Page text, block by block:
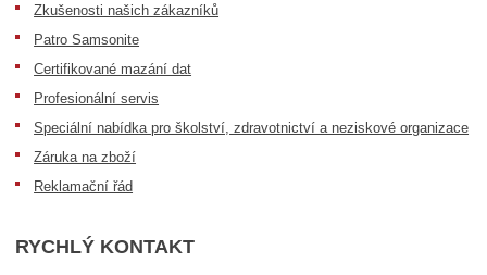
Zkušenosti našich zákazníků
Patro Samsonite
Certifikované mazání dat
Profesionální servis
Speciální nabídka pro školství, zdravotnictví a neziskové organizace
Záruka na zboží
Reklamační řád
RYCHLÝ KONTAKT